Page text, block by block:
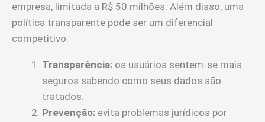
empresa, limitada a R$ 50 milhões. Além disso, uma
política transparente pode ser um diferencial
competitivo:
Transparência: os usuários sentem-se mais
seguros sabendo como seus dados são
tratados.
Prevenção: evita problemas jurídicos por